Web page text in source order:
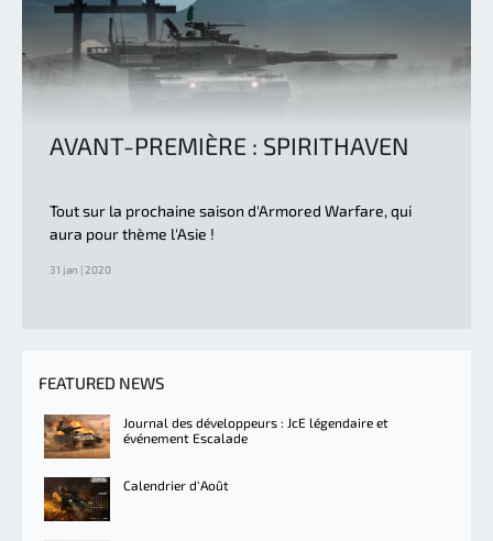
AVANT-PREMIÈRE : SPIRITHAVEN
Tout sur la prochaine saison d'Armored Warfare, qui
aura pour thème l'Asie !
31 jan | 2020
FEATURED NEWS
Journal des développeurs : JcE légendaire et
événement Escalade
Calendrier d'Août